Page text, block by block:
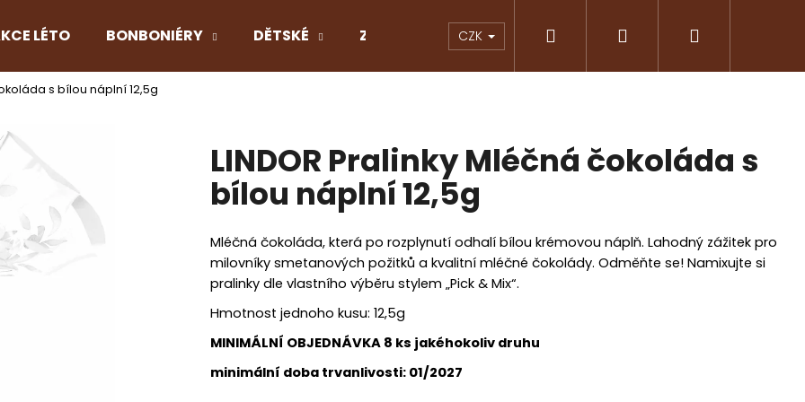
LÉTO BONBONIÉRY DĚTSKÉ Z LÁSKY ČOKOLÁDY ZNAČKOVÁ KÁVA
CZK Přihlášení
s bílou náplní 12,5g
LINDOR Pralinky Mléčná čokoláda s
bílou náplní 12,5g
Mléčná čokoláda, která po rozplynutí odhalí bílou krémovou náplň. Lahodný zážitek pro
milovníky smetanových požitků a kvalitní mléčné čokolády. Odměňte se! Namixujte si
pralinky dle vlastního výběru stylem „Pick & Mix“.
Hmotnost jednoho kusu: 12,5g
MINIMÁLNÍ OBJEDNÁVKA 8 ks jakéhokoliv druhu
minimální doba trvanlivosti: 01/2027
Co potřebujete najít?
HLEDAT
Doporučujeme